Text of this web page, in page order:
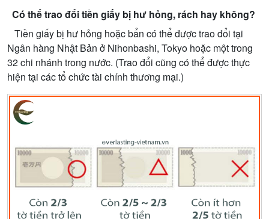
Có thểtrao đổi tiền giấy bị hư hỏng, rách hay không?
Tiền giấy bị hư hỏng hoặc bẩn có thểđược trao đổi tại
Ngân hàng Nhật Bảnở Nihonbashi, Tokyo hoặc một trong
32 chi nhánh trong nước. (Trao đổi cũng có thểđược thực
hiện tại các tổchức tài chính thương mại.)